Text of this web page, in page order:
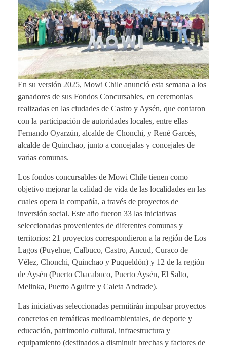
En su versión 2025, Mowi Chile anunció esta semana a los
ganadores de sus Fondos Concursables, en ceremonias
realizadas en las ciudades de Castro y Aysén, que contaron
con la participación de autoridades locales, entre ellas
Fernando Oyarzún, alcalde de Chonchi, y René Garcés,
alcalde de Quinchao, junto a concejalas y concejales de
varias comunas.
Los fondos concursables de Mowi Chile tienen como
objetivo mejorar la calidad de vida de las localidades en las
cuales opera la compañía, a través de proyectos de
inversión social. Este año fueron 33 las iniciativas
seleccionadas provenientes de diferentes comunas y
territorios: 21 proyectos correspondieron a la región de Los
Lagos (Puyehue, Calbuco, Castro, Ancud, Curaco de
Vélez, Chonchi, Quinchao y Puqueldón) y 12 de la región
de Aysén (Puerto Chacabuco, Puerto Aysén, El Salto,
Melinka, Puerto Aguirre y Caleta Andrade).
Las iniciativas seleccionadas permitirán impulsar proyectos
concretos en temáticas medioambientales, de deporte y
educación, patrimonio cultural, infraestructura y
equipamiento (destinados a disminuir brechas y factores de